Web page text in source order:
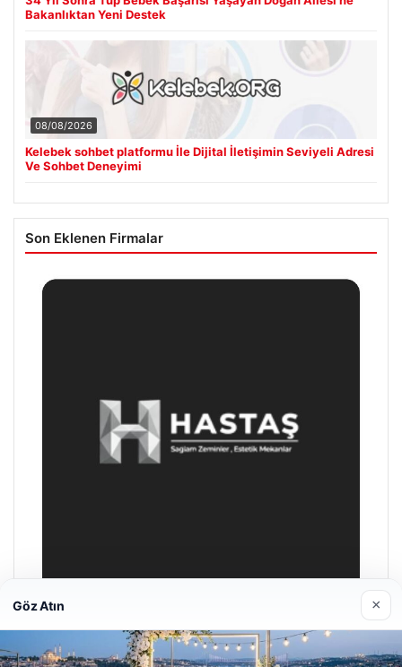
Bakanlıktan Yeni Destek
08/08/2026
Kelebek sohbet platformu İle Dijital İletişimin Seviyeli Adresi
Ve Sohbet Deneyimi
Son Eklenen Firmalar
Hastaş Beton
26/05/2026
Göz Atın ×